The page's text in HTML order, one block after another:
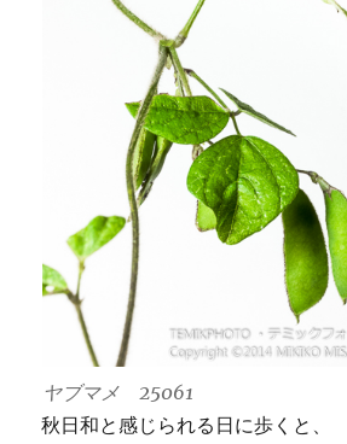
ヤブマメ 25061
秋日和と感じられる日に歩くと、